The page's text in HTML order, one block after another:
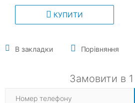
КУПИТИ
В закладки Порівняння
Замовити в 1